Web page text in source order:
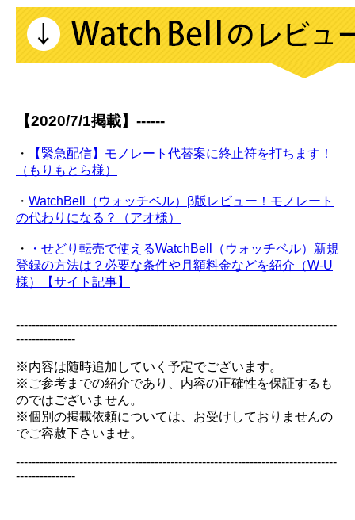
【2020/7/1掲載】------
・
【緊急配信】モノレート代替案に終止符を打ちます！
（もりもとら様）
・ WatchBell（ウォッチベル）β版レビュー！モノレート
の代わりになる？（アオ様）
・
・せどり転売で使えるWatchBell（ウォッチベル）新規
登録の方法は？必要な条件や月額料金などを紹介（W-U
様）【サイト記事】
---------------------------------------------------------------------------------
---------------
※内容は随時追加していく予定でございます。
※ご参考までの紹介であり、内容の正確性を保証するも
のではございません。
※個別の掲載依頼については、お受けしておりませんの
でご容赦下さいませ。
---------------------------------------------------------------------------------
---------------